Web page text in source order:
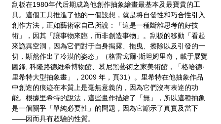
刮板在1980年代后期成為他創作抽象繪畫最基本及最寶貴的工
具。這個工具推進了他的一個設想，就是将自發性和巧合性引入
創作方法，正如藝術家自己所說：「這是一種斷離思考的好技
術」，因其「讓事物來臨，而非創造事物」。刮板的移動「看起
來詭異空洞，因為它們對于自身揭露、拖曳、擦除以及引發的一
切，顯然作出了冷漠的姿态」（格雷戈爾·斯坦姆里奇，載于展覽
圖錄, 科隆路德維希博物館、慕尼黑藝術之家美術館，「格哈德·
里希特大型抽象畫」，2009 年，頁31）。里希特在他抽象作品
中創造的痕迹在本質上是毫無意義的，因為它們沒有表達的功
能。根據里希特的說法，這些畫作描繪了「無」，所以這種抽象
是一個關乎「單純必要性」的問題，因為它顯示了真實及當下
——因而具有超驗的性質。